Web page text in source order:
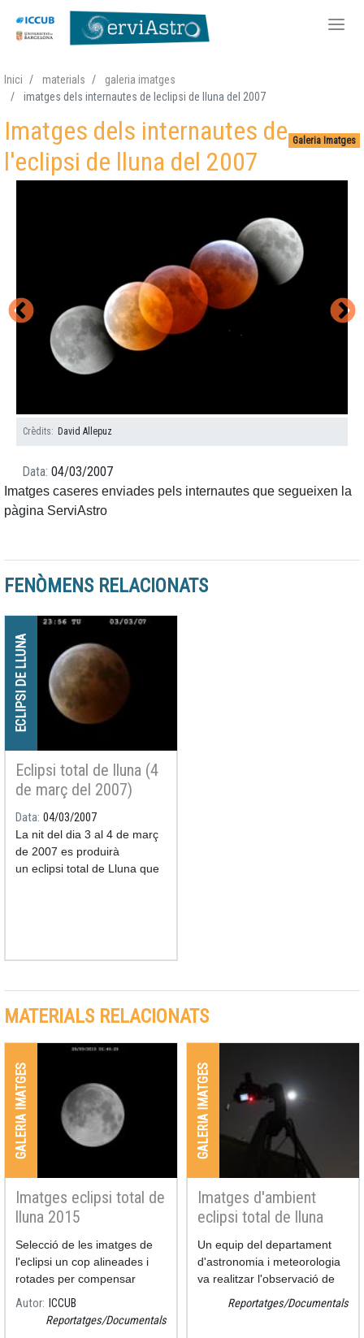
al
Inici materials
galeria imatges
imatges dels internautes de leclipsi de lluna del 2007
Galeria Imatges
Imatges dels internautes de
l'eclipsi de lluna del 2007
Crèdits David Allepuz
Crèdits David Allepuz
Crèdits Bernat Solé
Crèdits Ramón Drudis
Data 04/03/2007
Imatges caseres enviades pels internautes que segueixen la
pàgina ServiAstro
FENÒMENS RELACIONATS
ECLIPSI DE LLUNA
Eclipsi total de lluna (4
de març del 2007)
Data 04/03/2007
La nit del dia 3 al 4 de març
de 2007 es produirà
un eclipsi total de Lluna que
MATERIALS RELACIONATS
GALERIA IMATGES
Imatges eclipsi total de
lluna 2015
Selecció de les imatges de
l'eclipsi un cop alineades i
rotades per compensar
l'angle de paral·laxi. Les
imatges estan preses cada
20 minuts.
Autor
ICCUB
Reportatges/Documentals
GALERIA IMATGES
Imatges d'ambient
eclipsi total de lluna
2015
Un equip del departament
d'astronomia i meteorologia
va realitzar l'observació de
l'eclipsi des del terrat de la
facultat de física de la
Reportatges/Documentals